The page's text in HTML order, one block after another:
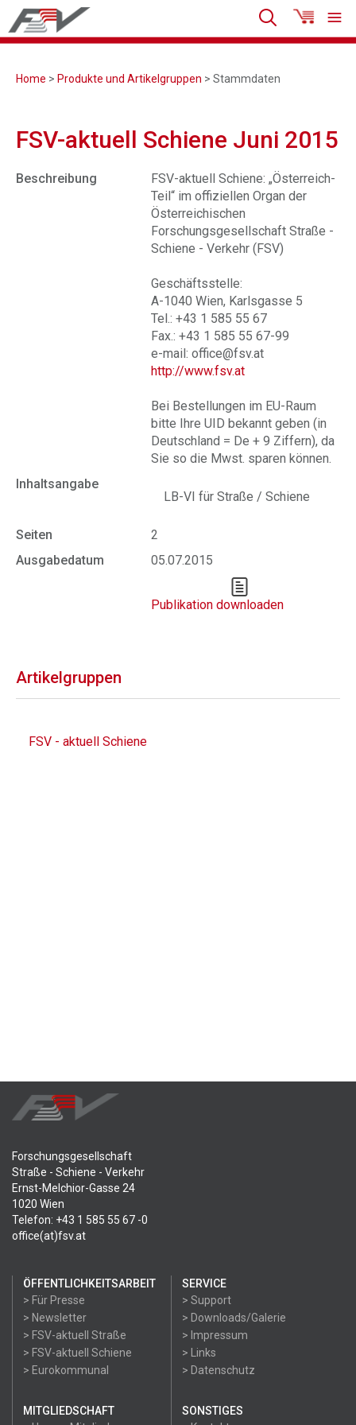
Home > Produkte und Artikelgruppen > Stammdaten
FSV-aktuell Schiene Juni 2015
Beschreibung
FSV-aktuell Schiene: „Österreich-
Teil“ im offiziellen Organ der
Österreichischen
Forschungsgesellschaft Straße -
Schiene - Verkehr (FSV)
Geschäftsstelle:
A-1040 Wien, Karlsgasse 5
Tel.: +43 1 585 55 67
Fax.: +43 1 585 55 67-99
e-mail: office@fsv.at
http://www.fsv.at
Bei Bestellungen im EU-Raum
bitte Ihre UID bekannt geben (in
Deutschland = De + 9 Ziffern), da
Sie so die Mwst. sparen können.
Inhaltsangabe
LB-VI für Straße / Schiene
Seiten
2
Ausgabedatum
05.07.2015
Publikation downloaden
Artikelgruppen
FSV - aktuell Schiene
Forschungsgesellschaft
Straße - Schiene - Verkehr
Ernst-Melchior-Gasse 24
1020 Wien
Telefon: +43 1 585 55 67 -0
office(at)fsv.at
ÖFFENTLICHKEITSARBEIT
> Für Presse
> Newsletter
> FSV-aktuell Straße
> FSV-aktuell Schiene
> Eurokommunal
SERVICE
> Support
> Downloads/Galerie
> Impressum
> Links
> Datenschutz
MITGLIEDSCHAFT
SONSTIGES